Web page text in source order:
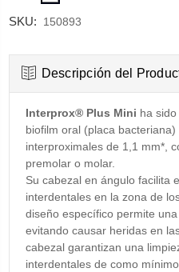
SKU: 150893
Descripción del
Interprox® Plus Mini ha
biofilm oral (placa
interproximales de 1,1 mm*,
premolar o molar.
Su cabezal en ángulo facilita
interdentales en la zona de
diseño específico permite
evitando causar heridas en
cabezal garantizan una
interdentales de como